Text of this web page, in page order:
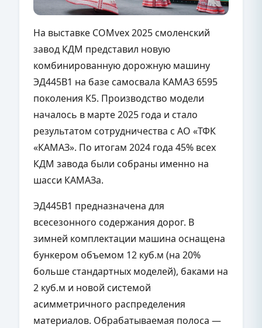
На выставке COMvex 2025 смоленский
завод КДМ представил новую
комбинированную дорожную машину
ЭД445В1 на базе самосвала КАМАЗ 6595
поколения К5. Производство модели
началось в марте 2025 года и стало
результатом сотрудничества с АО «ТФК
«КАМАЗ». По итогам 2024 года 45% всех
КДМ завода были собраны именно на
шасси КАМАЗа.
ЭД445В1 предназначена для
всесезонного содержания дорог. В
зимней комплектации машина оснащена
бункером объемом 12 куб.м (на 20%
больше стандартных моделей), баками на
2 куб.м и новой системой
асимметричного распределения
материалов. Обрабатываемая полоса —